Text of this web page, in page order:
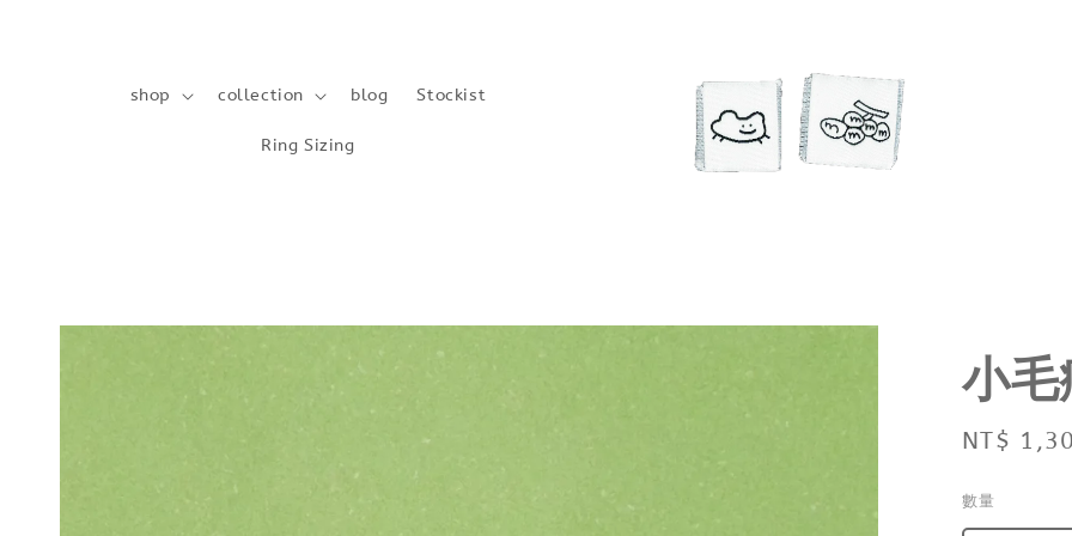
shop collection blog Stockist
Ring Sizing
小毛
Regular
NT$
數量